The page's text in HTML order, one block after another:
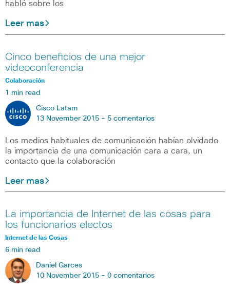
habló sobre los
Leer mas
Cinco beneficios de una mejor
videoconferencia
Colaboración
1 min read
Cisco Latam
13 November 2015 - 5 comentarios
Los medios habituales de comunicación habían olvidado
la importancia de una comunicación cara a cara, un
contacto que la colaboración
Leer mas
La importancia de Internet de las cosas para
los funcionarios electos
Internet de las Cosas
6 min read
Daniel Garces
10 November 2015 - 0 comentarios